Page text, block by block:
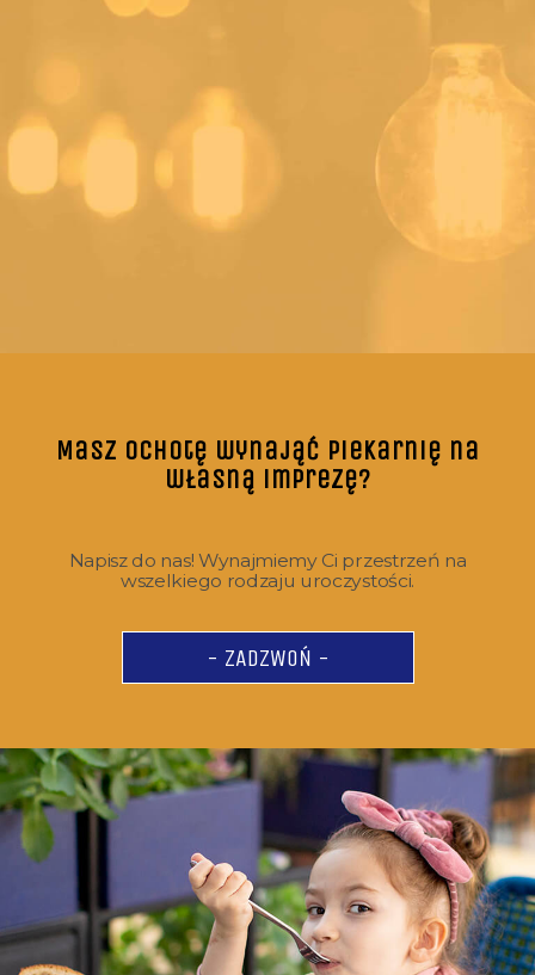
Masz ochotę wynająć Piekarnię na
własną imprezę?
Napisz do nas! Wynajmiemy Ci przestrzeń na
wszelkiego rodzaju uroczystości.
- ZADZWOŃ -